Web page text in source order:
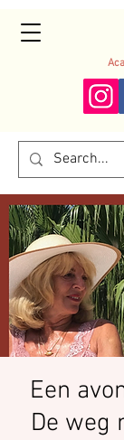
Een
De weg